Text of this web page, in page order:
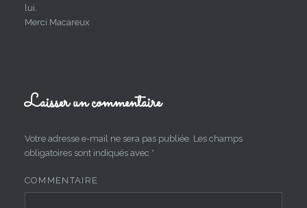
lui.
Merci Macareux
Laisser un commentaire
Votre adresse e-mail ne sera pas publiée. Les champs
obligatoires sont indiqués avec *
COMMENTAIRE